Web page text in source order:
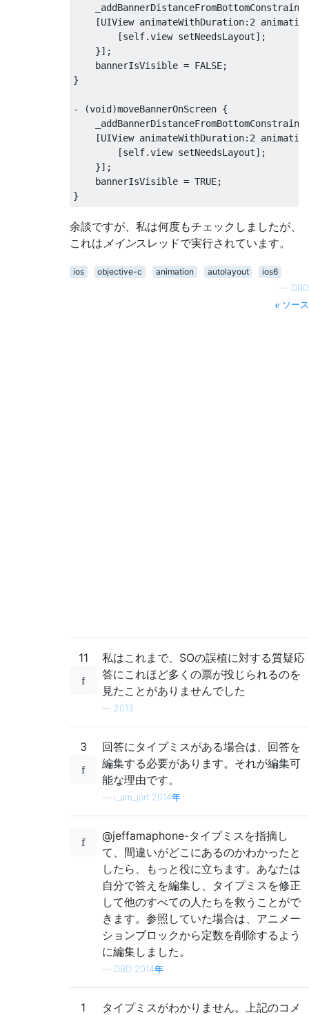
    _addBannerDistanceFromBottomConstraint
[UIView animateWithDuration: 2
[self.view setNeedsLayout];
}];
    bannerIsVisible
= FALSE;
}
- (void)moveBannerOnScreen {
    _addBannerDistanceFromBottomConstraint
[UIView animateWithDuration: 2
[self.view setNeedsLayout];
}];
    bannerIsVisible
= TRUE;
}
余談ですが、私は何度もチェックしましたが、
これは メインスレッドで実行されています。
ios objective-c animation autolayout
ios6
— DBD
ソース
11
私はこれまで、SOの誤植に対する質疑応
答にこれほど多くの票が投じられるのを
見たことがありませんでした
— 2013
3
回答にタイプミスがある場合は、回答を
編集する必要があります。それが編集可
能な理由です。
i_am_jorf 2014年
@jeffamaphone-タイプミスを指摘し
て、間違いがどこにあるのかわかったと
したら、もっと役に立ちます。あなたは
自分で答えを編集し、タイプミスを修正
して他のすべての人たちを救うことがで
きます。参照していた場合は、アニメー
ションブロックから定数を削除するよう
に編集しました。
— DBD 2014年
1
タイプミスがわかりません。上記のコメ